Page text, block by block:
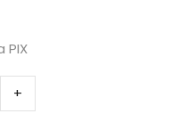
PIX
+